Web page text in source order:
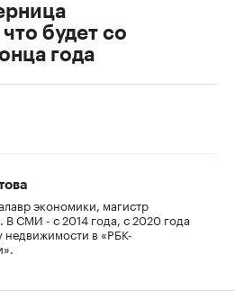
будет со
года
экономики, магистр
В СМИ - с 2014 года, с 2020 года
недвижимости в «РБК-